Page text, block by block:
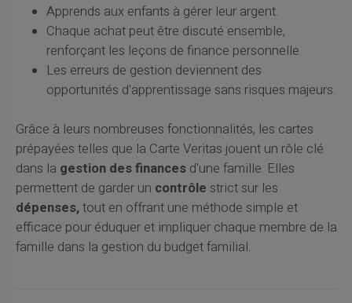
Apprends aux enfants à gérer leur argent.
Chaque achat peut être discuté ensemble,
renforçant les leçons de finance personnelle.
Les erreurs de gestion deviennent des
opportunités d'apprentissage sans risques majeurs.
Grâce à leurs nombreuses fonctionnalités, les cartes
prépayées telles que la Carte Veritas jouent un rôle clé
dans la gestion des financesd'une famille. Elles
permettent de garder un contrôle strict sur les
dépenses,tout en offrant une méthode simple et
efficace pour éduquer et impliquer chaque membre de la
famille dans la gestion du budget familial.